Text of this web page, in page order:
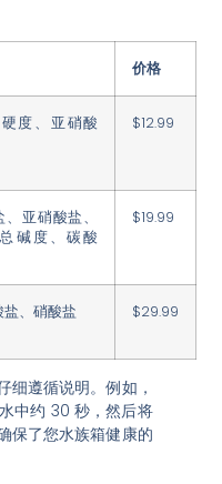
价格
度、亚硝酸
$12.99
亚硝酸盐、
碱度、碳酸
$19.99
、硝酸盐 $29.99
细遵循说明。例如，
中约 30 秒，然后将
保了您水族箱健康的